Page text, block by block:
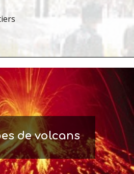
de volcans